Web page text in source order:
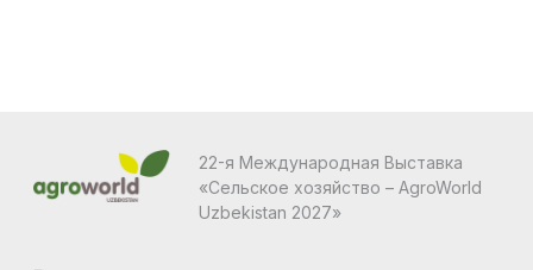
22-я Международная Выставка
«Сельское хозяйство – AgroWorld
Uzbekistan 2027»